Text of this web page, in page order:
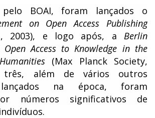
pelo BOAI, foram lançados o
on Open Access Publishing
2003), e logo após, a Berlin
Access to Knowledge in the
(Max Planck Society,
três, além de vários outros
na época, foram
números significativos de